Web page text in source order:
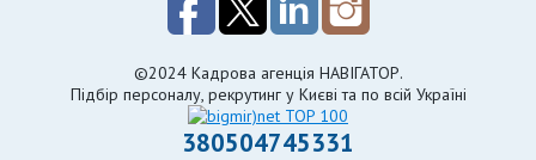
©2024 Кадрова агенція НАВІГАТОР.
Підбір персоналу, рекрутинг у Києві та по всій Україні
380504745331